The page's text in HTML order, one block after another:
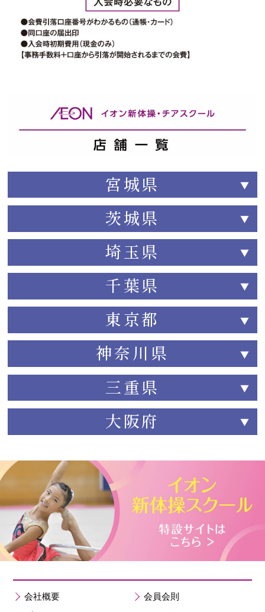
宮城県
茨城県
埼玉県
千葉県
東京都
神奈川県
三重県
大阪府
会社概要 会員会則